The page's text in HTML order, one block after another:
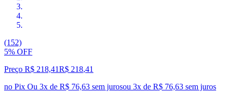
(152)
5% OFF
Preço R$ 218,41R$ 218,41
no Pix Ou 3x de R$ 76,63 sem jurosou 3x de R$ 76,63 sem juros